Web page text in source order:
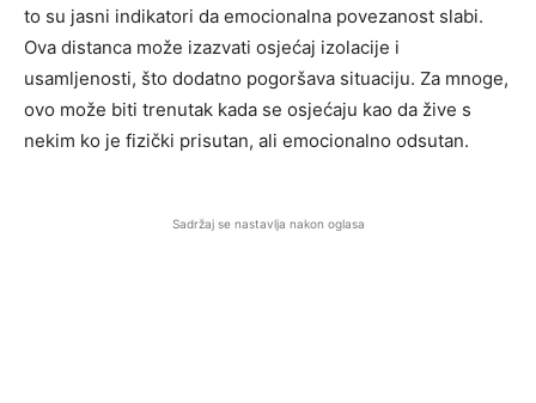
to su jasni indikatori da emocionalna povezanost slabi.
Ova distanca može izazvati osjećaj izolacije i
usamljenosti, što dodatno pogoršava situaciju. Za mnoge,
ovo može biti trenutak kada se osjećaju kao da žive s
nekim ko je fizički prisutan, ali emocionalno odsutan.
Sadržaj se nastavlja nakon oglasa